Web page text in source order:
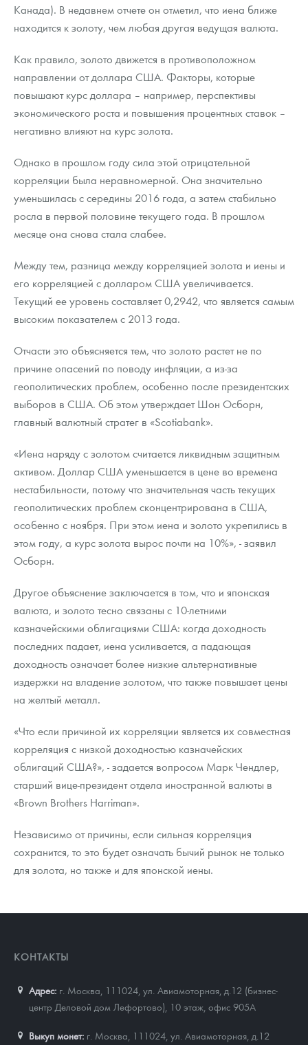
Год Лошади
Флот: ледоколы и корабли
Жетоны "Необыкновенные обитатели глубин"
Ювелирные изделия
Русская нумизматика
Золотая карманная галерея
Наборы подарочных и коллекционных монет
Монеты и жетоны из недрагоценных металлов
Монеты
Политика конфиденциальности
Политика использования Cookies
Положение по обработке и защите персональных данных
Пресс-служба
Канада). В недавнем отчете он отметил, что иена ближе
находится к золоту, чем любая другая ведущая валюта.
Как правило, золото движется в противоположном
направлении от доллара США. Факторы, которые
повышают курс доллара – например, перспективы
экономического роста и повышения процентных ставок –
негативно влияют на курс золота.
Однако в прошлом году сила этой отрицательной
корреляции была неравномерной. Она значительно
уменьшилась с середины 2016 года, а затем стабильно
росла в первой половине текущего года. В прошлом
месяце она снова стала слабее.
Между тем, разница между корреляцией золота и иены и
его корреляцией с долларом США увеличивается.
Текущий ее уровень составляет 0,2942, что является самым
высоким показателем с 2013 года.
Отчасти это объясняется тем, что золото растет не по
причине опасений по поводу инфляции, а из-за
геополитических проблем, особенно после президентских
выборов в США. Об этом утверждает Шон Осборн,
главный валютный стратег в «Scotiabank».
«Иена наряду с золотом считается ликвидным защитным
активом. Доллар США уменьшается в цене во времена
нестабильности, потому что значительная часть текущих
геополитических проблем сконцентрирована в США,
особенно с ноября. При этом иена и золото укрепились в
этом году, а курс золота вырос почти на 10%», - заявил
Осборн.
Другое объяснение заключается в том, что и японская
валюта, и золото тесно связаны с 10-летними
казначейскими облигациями США: когда доходность
последних падает, иена усиливается, а падающая
доходность означает более низкие альтернативные
издержки на владение золотом, что также повышает цены
на желтый металл.
«Что если причиной их корреляции является их совместная
корреляция с низкой доходностью казначейских
облигаций США?», - задается вопросом Марк Чендлер,
старший вице-президент отдела иностранной валюты в
«Brown Brothers Harriman».
Независимо от причины, если сильная корреляция
сохранится, то это будет означать бычий рынок не только
для золота, но также и для японской иены.
КОНТАКТЫ
Адрес: г. Москва, 111024 ул. Авиамоторная, д.12 (бизнес-
центр Деловой дом Лефортово), 10 этаж, офис 905А
Выкуп монет: г. Москва, 111024, ул. Авиамоторная, д.12